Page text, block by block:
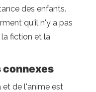
des enfants.
qu'il n'y a pas
fiction et la
connexes
et de l'anime est